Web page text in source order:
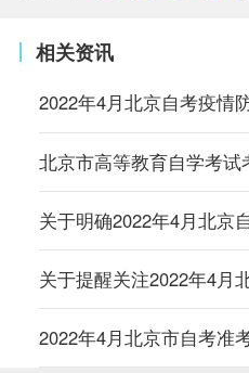
相关资讯
2022年4月北京自考疫情
北京市高等教育自学考试
2022年4月北京市自考准